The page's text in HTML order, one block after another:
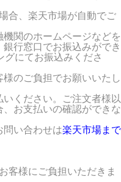
合、楽天市場が自動でご
関のホームページなどを
行窓口でお振込みができ
グにてお振込みくださ
のご負担でお願いいたし
ください。ご注文者様以
お支払いの確認ができな
い合わせは楽天市場まで
客様にご負担いただきま